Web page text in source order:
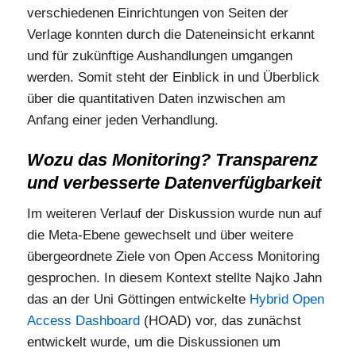
verschiedenen Einrichtungen von Seiten der
Verlage konnten durch die Dateneinsicht erkannt
und für zukünftige Aushandlungen umgangen
werden. Somit steht der Einblick in und Überblick
über die quantitativen Daten inzwischen am
Anfang einer jeden Verhandlung.
Wozu das Monitoring? Transparenz
und verbesserte Datenverfügbarkeit
Im weiteren Verlauf der Diskussion wurde nun auf
die Meta-Ebene gewechselt und über weitere
übergeordnete Ziele von Open Access Monitoring
gesprochen. In diesem Kontext stellte Najko Jahn
das an der Uni Göttingen entwickelte Hybrid Open
Access Dashboard (HOAD) vor, das zunächst
entwickelt wurde, um die Diskussionen um